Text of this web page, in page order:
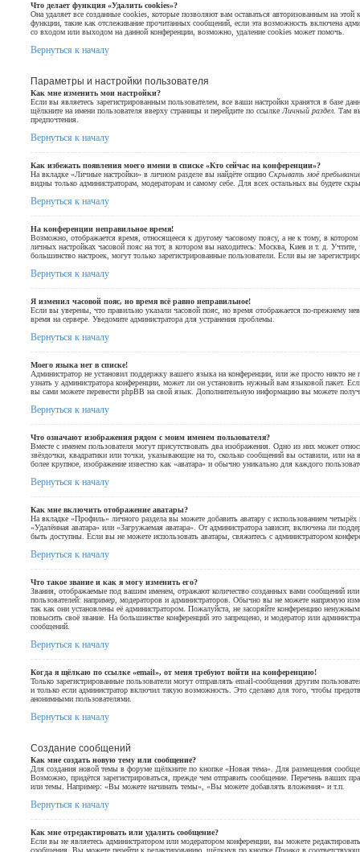
Что делает функция «Удалить cookies»?
Она удаляет все созданные cookies, которые позволяют вам оставаться авторизованным на
функции, такие как отслеживание прочитанных сообщений, если эта возможность включена
со входом или выходом на данной конференции, возможно, удаление cookies может помочь.
Вернуться к началу
Параметры и настройки пользователя
Как мне изменить мои настройки?
Если вы являетесь зарегистрированным пользователем, все ваши настройки хранятся в базе
щёлкните на имени пользователя вверху страницы и перейдите по ссылкеЛичный раздел. Там
предпочтения.
Вернуться к началу
Как избежать появления моего имени в списке «Кто сейчас на конференции»?
На вкладке «Личные настройки» в личном разделе вы найдёте опцию Скрывать моё
видны только администраторам, модераторам и самому себе. Для всех остальных вы будете
Вернуться к началу
На конференции неправильное время!
Возможно, отображается время, относящееся к другому часовому поясу, а не к тому, в
личных настройках часовой пояс на тот, в котором вы находитесь: Москва, Киев и т. д. Учтите,
большинство настроек, могут только зарегистрированные пользователи. Если вы не
Вернуться к началу
Я изменил часовой пояс, но время всё равно неправильное!
Если вы уверены, что правильно указали часовой пояс, но время отображается по-прежнему
время на сервере. Уведомите администратора для устранения проблемы.
Вернуться к началу
Моего языка нет в списке!
Администратор не установил поддержку вашего языка на конференции, или же просто никто
узнать у администратора конференции, может ли он установить нужный вам языковой пакет.
вы сами можете перевести phpBB на свой язык. Дополнительную информацию вы можете
Вернуться к началу
Что означают изображения рядом с моим именем пользователя?
Вместе с именем пользователя могут присутствовать два изображения. Одно из них может
звёздочки, квадратики или точки, указывающие на то, сколько сообщений вы оставили, или на
более крупное, изображение известно как «аватара» и обычно уникально для каждого
Вернуться к началу
Как мне включить отображение аватары?
На вкладке «Профиль» личного раздела вы можете добавить аватару с использованием четырёх
«Удалённая аватара» или «Загружаемая аватара». От администратора зависит, включена ли
быть доступны. Если вы не можете использовать аватары, свяжитесь с администратором
Вернуться к началу
Что такое звание и как я могу изменить его?
Звания, отображаемые под вашим именем, отражают количество созданных вами сообщений
пользователей: например, модераторов и администраторов. Обычно вы не можете напрямую
так как они установлены её администратором. Пожалуйста, не засоряйте конференцию
повысить своё звание. На большинстве конференций это запрещено, и модератор или
сообщений.
Вернуться к началу
Когда я щёлкаю по ссылке «email», от меня требуют войти на конференцию!
Только зарегистрированные пользователи могут отправлять email-сообщения другим
и только если администратор включил такую возможность. Это сделано для того, чтобы
анонимными пользователями.
Вернуться к началу
Создание сообщений
Как мне создать новую тему или сообщение?
Для создания новой темы в форуме щёлкните по кнопке «Новая тема». Для размещения
Возможно, придётся зарегистрироваться, прежде чем отправить сообщение. Перечень ваших
или темы. Например: «Вы можете начинать темы», «Вы можете добавлять вложения» и т.п.
Вернуться к началу
Как мне отредактировать или удалить сообщение?
Если вы не являетесь администратором или модератором конференции, вы можете